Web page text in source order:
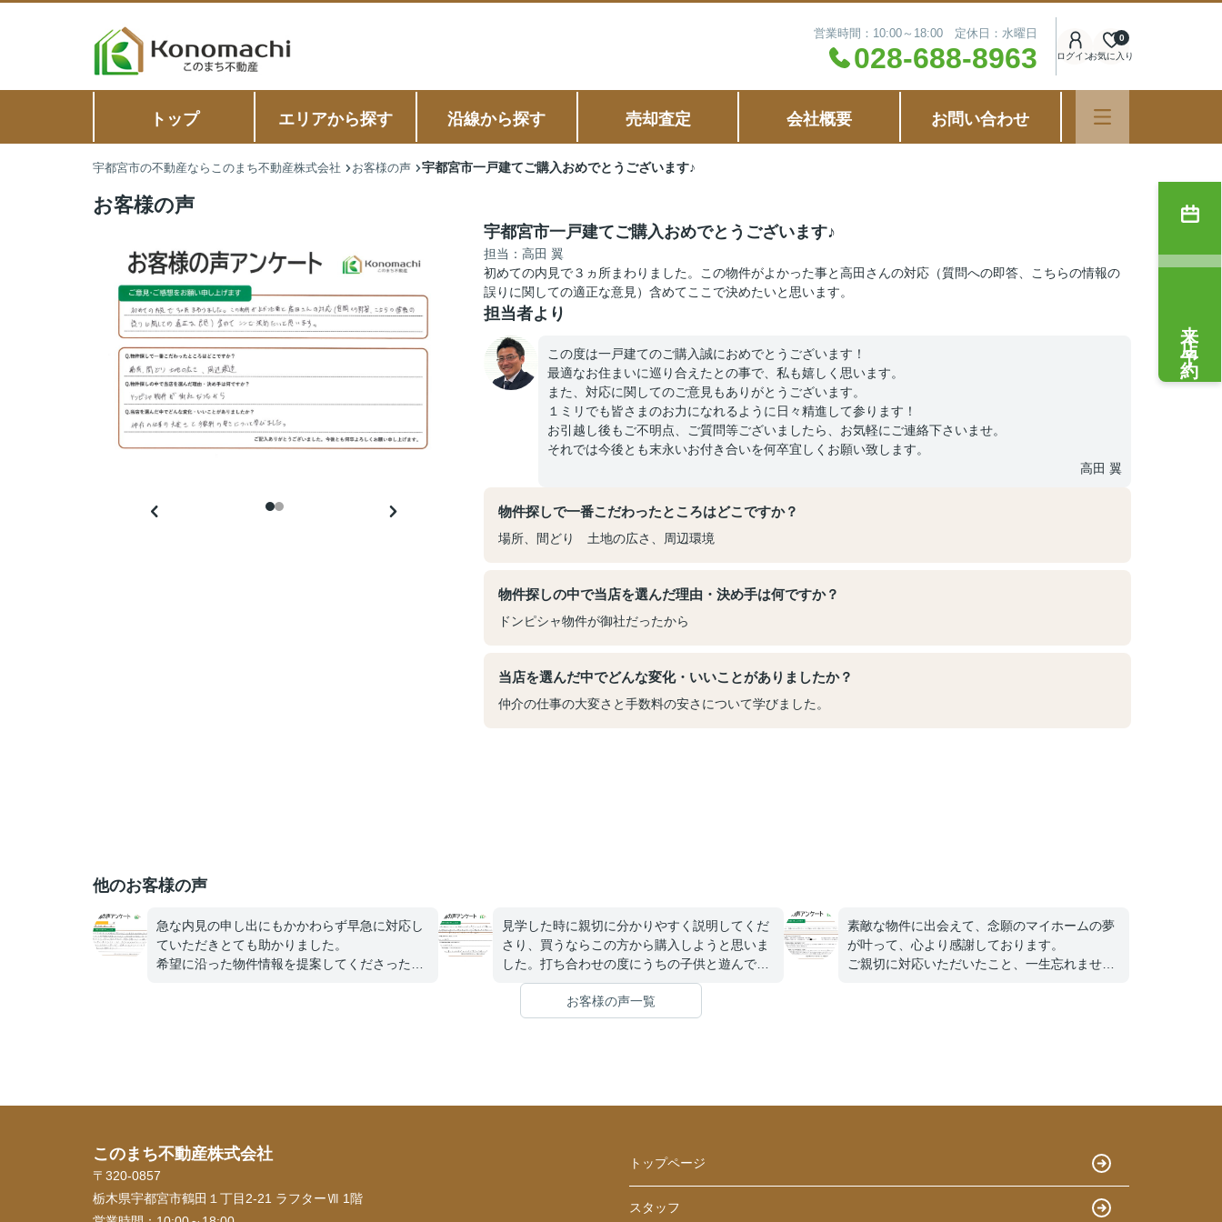
営業時間：10:00～18:00 定休日：水曜日
028-688-8963 ログインお気に入り
0
トップ エリアから探す 沿線から探す 売却査定 会社概要 お問い合わせ
宇都宮市の不動産ならこのまち不動産株式会社 お客様の声 宇都宮市一戸建てご購入おめでとうございます♪
お客様の声
宇都宮市一戸建てご購入おめでとうございます♪
担当：高田 翼
初めての内見で３ヵ所まわりました。この物件がよかった事と高田さんの対応（質問への即答、こちらの情報の
誤りに関しての適正な意見）含めてここで決めたいと思います。
担当者より
この度は一戸建てのご購入誠におめでとうございます！
最適なお住まいに巡り合えたとの事で、私も嬉しく思います。
また、対応に関してのご意見もありがとうございます。
１ミリでも皆さまのお力になれるように日々精進して参ります！
お引越し後もご不明点、ご質問等ございましたら、お気軽にご連絡下さいませ。
それでは今後とも末永いお付き合いを何卒宜しくお願い致します。
高田 翼
物件探しで一番こだわったところはどこですか？
場所、間どり 土地の広さ、周辺環境
物件探しの中で当店を選んだ理由・決め手は何ですか？
ドンピシャ物件が御社だったから
当店を選んだ中でどんな変化・いいことがありましたか？
仲介の仕事の大変さと手数料の安さについて学びました。
他のお客様の声
急な内見の申し出にもかかわらず早急に対応し
ていただきとても助かりました。
希望に沿った物件情報を提案してくださった
見学した時に親切に分かりやすく説明してくだ
さり、買うならこの方から購入しようと思いま
した。打ち合わせの度にうちの子供と遊んでも
らったので、購入後の今も今度はいつ担当の方
と会えるのかと聞かれるほど仲良くして頂きま
した。
素敵な物件に出会えて、念願のマイホームの夢
が叶って、心より感謝しております。
ご親切に対応いただいたこと、一生忘れませ
お客様の声一覧
来店予約
このまち不動産株式会社
〒320-0857
栃木県宇都宮市鶴田１丁目2-21 ラフターⅦ 1階
トップページ
スタッフ